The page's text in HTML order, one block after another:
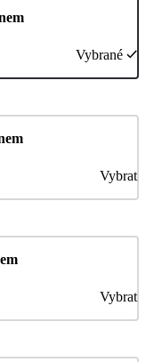
Vybrané
Vybrat
Vybrat